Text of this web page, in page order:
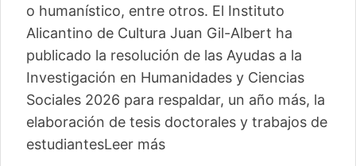
o humanístico, entre otros. El Instituto
Alicantino de Cultura Juan Gil-Albert ha
publicado la resolución de las Ayudas a la
Investigación en Humanidades y Ciencias
Sociales 2026 para respaldar, un año más, la
elaboración de tesis doctorales y trabajos de
estudiantesLeer más